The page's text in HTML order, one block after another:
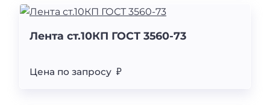
Лента ст.10КП ГОСТ 3560-73
Цена по запросу ₽